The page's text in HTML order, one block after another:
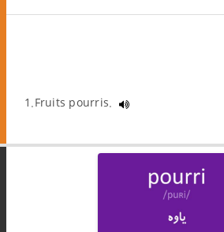
1.Fruits pourris.